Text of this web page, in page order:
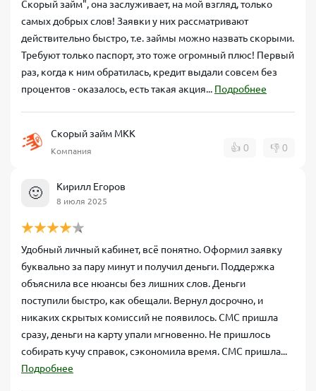
Скорый займ", она заслуживает, на мой взгляд, только
самых добрых слов! Заявки у них рассматривают
действительно быстро, т.е. займы можно назвать скорыми.
Требуют только паспорт, это тоже огромный плюс! Первый
раз, когда к ним обратилась, кредит выдали совсем без
процентов - оказалось, есть такая акция... Подробнее
Скорый займ МКК
Компания 👍 0 👎 0
🙂 Кирилл Егоров
8 июля 2025
Удобный личный кабинет, всё понятно. Оформил заявку
буквально за пару минут и получил деньги. Поддержка
объяснила все нюансы без лишних слов. Деньги
поступили быстро, как обещали. Вернул досрочно, и
никаких скрытых комиссий не появилось. СМС пришла
сразу, деньги на карту упали мгновенно. Не пришлось
собирать кучу справок, сэкономила время. СМС пришла...
Подробнее